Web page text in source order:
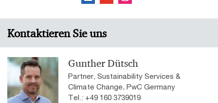
Kontaktieren Sie uns
Gunther Dütsch
Partner, Sustainability Services &
Climate Change, PwC Germany
Tel.: +49 160 3739019